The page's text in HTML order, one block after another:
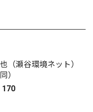
（瀬谷環境ネット）
）
170